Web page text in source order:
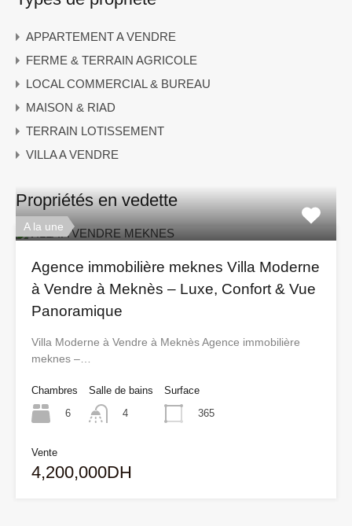
APPARTEMENT A VENDRE
FERME & TERRAIN AGRICOLE
LOCAL COMMERCIAL & BUREAU
MAISON & RIAD
TERRAIN LOTISSEMENT
VILLA A VENDRE
Propriétés en vedette
A la une
Agence immobilière meknes Villa Moderne
à Vendre à Meknès – Luxe, Confort & Vue
Panoramique
Villa Moderne à Vendre à Meknès Agence immobilière
meknes –…
Chambres
6
Salle de bains
4
Surface
365
Vente
4,200,000DH